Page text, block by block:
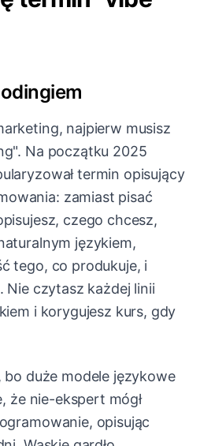
najpierw musisz
Na początku 2025
termin opisujący
zamiast pisać
czego chcesz,
językiem,
tego, co produkuje, i
Nie czytasz każdej linii
i korygujesz kurs, gdy
bo duże modele językowe
że nie-ekspert mógł
opisując